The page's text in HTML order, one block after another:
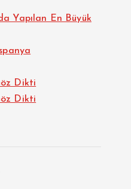
Yapılan En Büyük
Dikti
Dikti